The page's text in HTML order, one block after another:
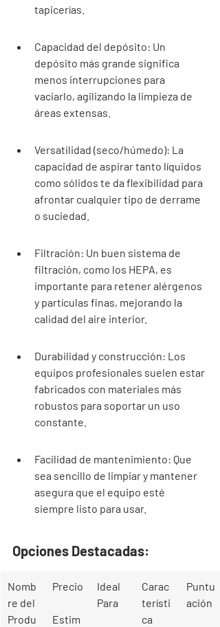
tapicerías.
Capacidad del depósito: Un
depósito más grande significa
menos interrupciones para
vaciarlo, agilizando la limpieza de
áreas extensas.
Versatilidad (seco/húmedo): La
capacidad de aspirar tanto líquidos
como sólidos te da flexibilidad para
afrontar cualquier tipo de derrame
o suciedad.
Filtración: Un buen sistema de
filtración, como los HEPA, es
importante para retener alérgenos
y partículas finas, mejorando la
calidad del aire interior.
Durabilidad y construcción: Los
equipos profesionales suelen estar
fabricados con materiales más
robustos para soportar un uso
constante.
Facilidad de mantenimiento: Que
sea sencillo de limpiar y mantener
asegura que el equipo esté
siempre listo para usar.
Opciones Destacadas:
Nomb
re del
Produ
Precio
Estim
Ideal
Para
Carac
terísti
ca
Puntu
ación